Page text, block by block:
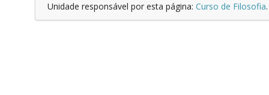
Unidade responsável por esta página: Curso de Filosofia.